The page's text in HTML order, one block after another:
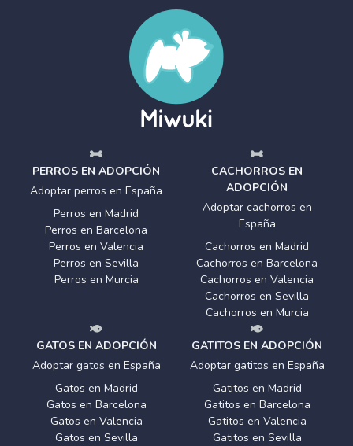
PERROS EN ADOPCIÓN
Adoptar perros en España
Perros en Madrid
Perros en Barcelona
Perros en Valencia
Perros en Sevilla
Perros en Murcia
CACHORROS EN
ADOPCIÓN
Adoptar cachorros en
España
Cachorros en Madrid
Cachorros en Barcelona
Cachorros en Valencia
Cachorros en Sevilla
Cachorros en Murcia
GATOS EN ADOPCIÓN
Adoptar gatos en España
Gatos en Madrid
Gatos en Barcelona
Gatos en Valencia
Gatos en Sevilla
GATITOS EN ADOPCIÓN
Adoptar gatitos en España
Gatitos en Madrid
Gatitos en Barcelona
Gatitos en Valencia
Gatitos en Sevilla